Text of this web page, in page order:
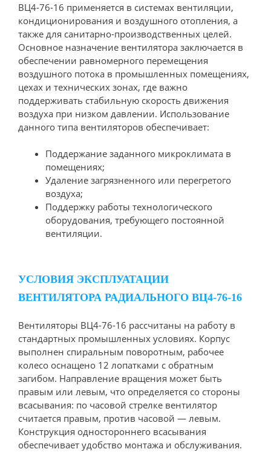
ВЦ4-76-16 применяется в системах вентиляции,
кондиционирования и воздушного отопления, а
также для санитарно-производственных целей.
Основное назначение вентилятора заключается в
обеспечении равномерного перемещения
воздушного потока в промышленных помещениях,
цехах и технических зонах, где важно
поддерживать стабильную скорость движения
воздуха при низком давлении. Использование
данного типа вентиляторов обеспечивает:
Поддержание заданного микроклимата в
помещениях;
Удаление загрязненного или перегретого
воздуха;
Поддержку работы технологического
оборудования, требующего постоянной
вентиляции.
УСЛОВИЯ ЭКСПЛУАТАЦИИ
ВЕНТИЛЯТОРА РАДИАЛЬНОГО ВЦ4-76-16
Вентиляторы ВЦ4-76-16 рассчитаны на работу в
стандартных промышленных условиях. Корпус
выполнен спиральным поворотным, рабочее
колесо оснащено 12 лопатками с обратным
загибом. Направление вращения может быть
правым или левым, что определяется со стороны
всасывания: по часовой стрелке вентилятор
считается правым, против часовой — левым.
Конструкция одностороннего всасывания
обеспечивает удобство монтажа и обслуживания.